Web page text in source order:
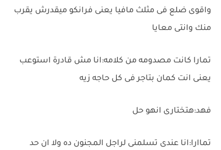
واقوى ضلع فى مثلث مافيا يعنى فرانكو ميقدرش يقرب
منك وانتى معايا
تمارا كانت مصدومه من كلامه:انا مش قادرة استوعب
يعنى انت كمان بتاجر فى كل حاجه زيه
فهد:هتختارى انهو حل
تماارا:انا عندى تسلمنى لراجل المجنون ده ولا ان حد